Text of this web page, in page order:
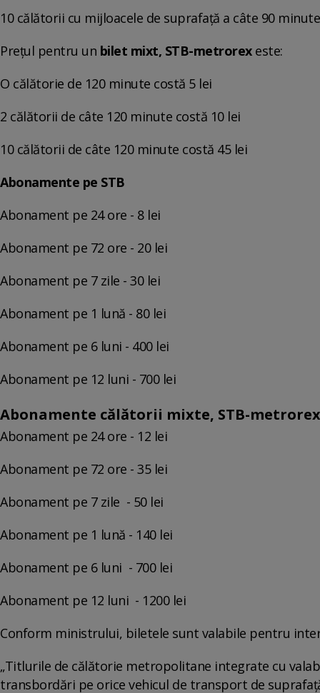
10 călătorii cu mijloacele de suprafață a câte 90
Prețul pentru un bilet mixt, STB-metrorexeste:
O călătorie de 120 minute costă 5 lei
2 călătorii de câte 120 minute costă 10 lei
10 călătorii de câte 120 minute costă 45 lei
Abonamente pe STB
Abonament pe 24 ore - 8 lei
Abonament pe 72 ore - 20 lei
Abonament pe 7 zile - 30 lei
Abonament pe 1 lună - 80 lei
Abonament pe 6 luni - 400 lei
Abonament pe 12 luni - 700 lei
Abonamente călătorii mixte, STB-metrorex
Abonament pe 24 ore - 12 lei
Abonament pe 72 ore - 35 lei
Abonament pe 7 zile - 50 lei
Abonament pe 1 lună - 140 lei
Abonament pe 6 luni - 700 lei
Abonament pe 12 luni - 1200 lei
Conform ministrului, biletele sunt valabile pentru
„Titlurile de călătorie metropolitane integrate cu
transbordări pe orice vehicul de transport de